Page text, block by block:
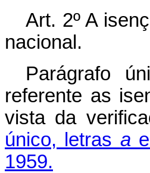
Art. 2º A
nacional.
Parágrafo
referente as
vista da
único, letras ae
1959.